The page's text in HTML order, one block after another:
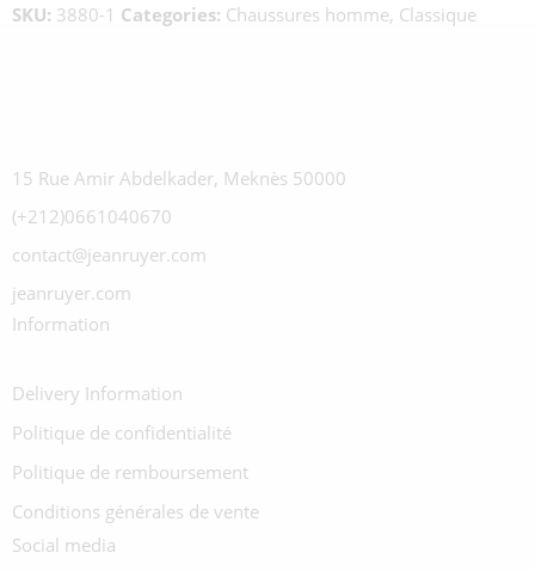
SKU: 3880-1 Categories: Chaussures homme, Classique
15 Rue Amir Abdelkader, Meknès 50000
(+212)0661040670
contact@jeanruyer.com
jeanruyer.com
Information
Delivery Information
Politique de confidentialité
Politique de remboursement
Conditions générales de vente
Social media